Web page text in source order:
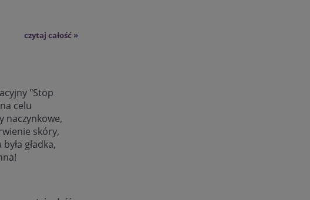
czytaj całość »
"Stop
celu
naczynkowe,
skóry,
gładka,